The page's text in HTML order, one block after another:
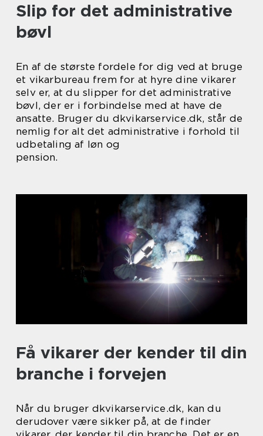
Slip for det administrative
bøvl
En af de største fordele for dig ved at bruge
et vikarbureau frem for at hyre dine vikarer
selv er, at du slipper for det administrative
bøvl, der er i forbindelse med at have de
ansatte. Bruger du dkvikarservice.dk, står de
nemlig for alt det administrative i forhold til
udbetaling af løn og
pension.
Få vikarer der kender til din
branche i forvejen
Når du bruger dkvikarservice.dk, kan du
derudover være sikker på, at de finder